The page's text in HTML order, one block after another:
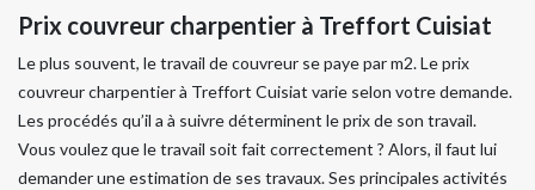
Prix couvreur charpentier à Treffort Cuisiat
Le plus souvent, le travail de couvreur se paye par m2. Le prix
couvreur charpentier à Treffort Cuisiat varie selon votre demande.
Les procédés qu’il a à suivre déterminent le prix de son travail.
Vous voulez que le travail soit fait correctement ? Alors, il faut lui
demander une estimation de ses travaux. Ses principales activités